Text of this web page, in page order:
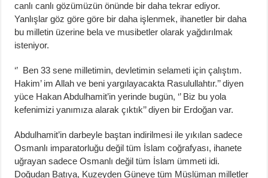
canlı canlı gözümüzün önünde bir daha tekrar ediyor.
Yanlışlar göz göre göre bir daha işlenmek, ihanetler bir daha
bu milletin üzerine bela ve musibetler olarak yağdırılmak
isteniyor.
‘’ Ben 33 sene milletimin, devletimin selameti için çalıştım.
Hakim’ im Allah ve beni yargılayacakta Rasulullahtır.’’ diyen
yüce Hakan Abdulhamit’in yerinde bugün, ‘’ Biz bu yola
kefenimizi yanımıza alarak çıktık’’ diyen bir Erdoğan var.
Abdulhamit’in darbeyle baştan indirilmesi ile yıkılan sadece
Osmanlı imparatorluğu değil tüm İslam coğrafyası, ihanete
uğrayan sadece Osmanlı değil tüm İslam ümmeti idi.
Doğudan Batıya, Kuzeyden Güneye tüm Müslüman milletler